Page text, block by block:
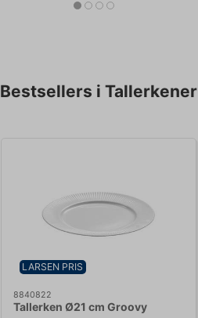
Bestsellers i Tallerkener
LARSEN PRIS
8840822
Tallerken Ø21 cm Groovy